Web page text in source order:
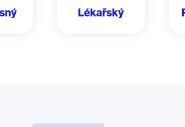
Lékařský